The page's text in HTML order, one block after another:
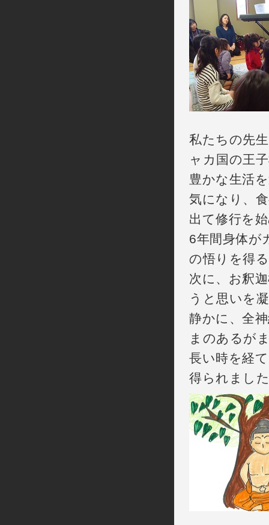
私たちの先
ャカ国の王
豊かな生活
気になり、
出て修行を
6年間身体が
の悟りを得
次に、お釈
うと思いを
静かに、全
まのあるが
長い時を経
得られまし